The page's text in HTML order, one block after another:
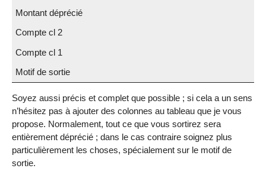
Montant déprécié
Compte cl 2
Compte cl 1
Motif de sortie
Soyez aussi précis et complet que possible ; si cela a un sens
n’hésitez pas à ajouter des colonnes au tableau que je vous
propose. Normalement, tout ce que vous sortirez sera
entièrement déprécié ; dans le cas contraire soignez plus
particulièrement les choses, spécialement sur le motif de
sortie.